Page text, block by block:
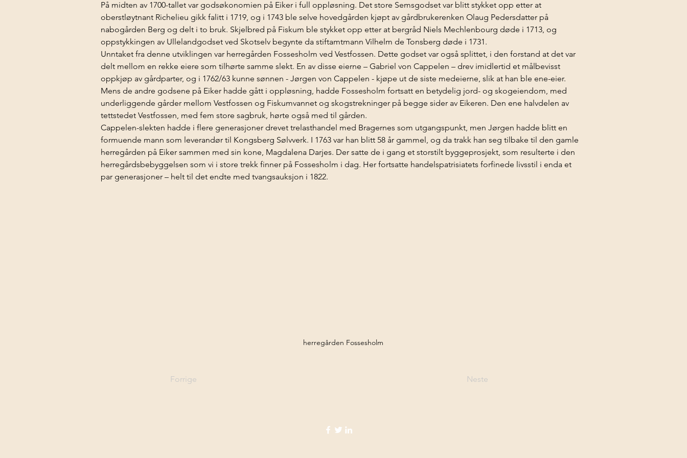
På midten av 1700-tallet var godsøkonomien på Eiker i full oppløsning. Det store Semsgodset var blitt stykket opp etter at
oberstløytnant Richelieu gikk falitt i 1719, og i 1743 ble selve hovedgården kjøpt av gårdbrukerenken Olaug Pedersdatter på
nabogården Berg og delt i to bruk. Skjelbred på Fiskum ble stykket opp etter at bergråd Niels Mechlenbourg døde i 1713, og
oppstykkingen av Ullelandgodset ved Skotselv begynte da stiftamtmann Vilhelm de Tonsberg døde i 1731.
Unntaket fra denne utviklingen var herregården Fossesholm ved Vestfossen. Dette godset var også splittet, i den forstand at det var
delt mellom en rekke eiere som tilhørte samme slekt. En av disse eierne – Gabriel von Cappelen – drev imidlertid et målbevisst
oppkjøp av gårdparter, og i 1762/63 kunne sønnen - Jørgen von Cappelen - kjøpe ut de siste medeierne, slik at han ble ene-eier.
Mens de andre godsene på Eiker hadde gått i oppløsning, hadde Fossesholm fortsatt en betydelig jord- og skogeiendom, med
underliggende gårder mellom Vestfossen og Fiskumvannet og skogstrekninger på begge sider av Eikeren. Den ene halvdelen av
tettstedet Vestfossen, med fem store sagbruk, hørte også med til gården.
Cappelen-slekten hadde i flere generasjoner drevet trelasthandel med Bragernes som utgangspunkt, men Jørgen hadde blitt en
formuende mann som leverandør til Kongsberg Sølvverk. I 1763 var han blitt 58 år gammel, og da trakk han seg tilbake til den gamle
herregården på Eiker sammen med sin kone, Magdalena Darjes. Der satte de i gang et storstilt byggeprosjekt, som resulterte i den
herregårdsbebyggelsen som vi i store trekk finner på Fossesholm i dag. Her fortsatte handelspatrisiatets forfinede livsstil i enda et
par generasjoner – helt til det endte med tvangsauksjon i 1822.
herregården Fossesholm
Forrige Neste